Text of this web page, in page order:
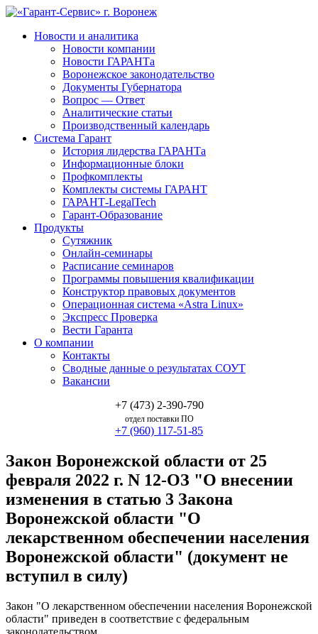
Новости и аналитика
Новости компании
Новости ГАРАНТа
Воронежское законодательство
Документы Губернатора
Вопрос — Ответ
Аналитические статьи
Производственный календарь
Система Гарант
История лидерства ГАРАНТа
Информационные блоки
Профкомплекты
Комплекты системы ГАРАНТ
ГАРАНТ-LegalTech
Гарант-Образование
Продукты
Сутяжник
Онлайн-семинары
Расписание семинаров
Программы повышения квалификации
Конструктор правовых документов
Операционная система «Astra Linux»
Экспресс Проверка
Вести Гаранта
О компании
Контакты
Сводные данные о результатах СОУТ
Вакансии
+7 (473) 2-390-790
отдел поставки ПО
+7 (960) 117-51-85
Закон Воронежской области от 25
февраля 2022 г. N 12-ОЗ "О внесении
изменения в статью 3 Закона
Воронежской области "О
лекарственном обеспечении населения
Воронежской области" (документ не
вступил в силу)
Закон "О лекарственном обеспечении населения Воронежской
области" приведен в соответствие с федеральным
законодательством.